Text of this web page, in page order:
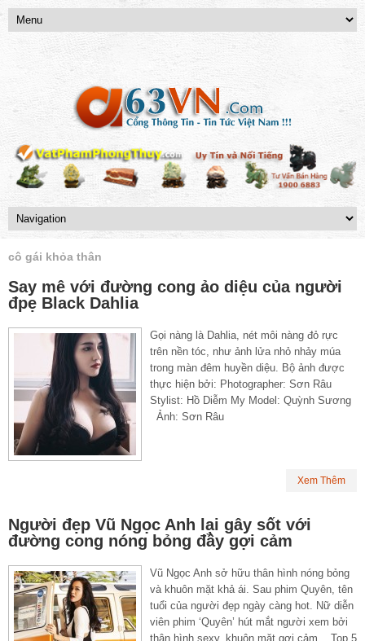
cô gái khỏa thân
Say mê với đường cong ảo diệu của người
đpẹ Black Dahlia
Gọi nàng là Dahlia, nét môi nàng đỏ rực
trên nền tóc, như ảnh lửa nhỏ nhảy múa
trong màn đêm huyền diệu. Bộ ảnh được
thực hiện bởi: Photographer: Sơn Râu
Stylist: Hồ Diễm My Model: Quỳnh Sương
Ảnh: Sơn Râu
Xem Thêm
Người đẹp Vũ Ngọc Anh lại gây sốt với
đường cong nóng bỏng đầy gợi cảm
Vũ Ngọc Anh sở hữu thân hình nóng bỏng
và khuôn mặt khả ái. Sau phim Quyên, tên
tuổi của người đẹp ngày càng hot. Nữ diễn
viên phim ‘Quyên’ hút mắt người xem bởi
thân hình sexy, khuôn mặt gợi cảm. Top 5